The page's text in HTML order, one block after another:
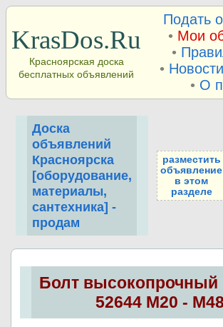
KrasDos.Ru
Красноярская доска
бесплатных объявлений
Подать
• Мои
•
• Новости
• О
Доска
объявлений
Красноярска
[оборудование,
материалы,
сантехника] -
продам
разместить
объявление
в этом
разделе
Болт
52644 М20 - М48